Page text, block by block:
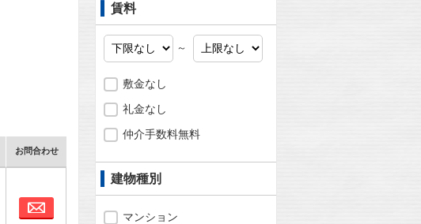
お問合わせ
お問合わせ
賃料
～
敷金なし
礼金なし
仲介手数料無料
建物種別
マンション